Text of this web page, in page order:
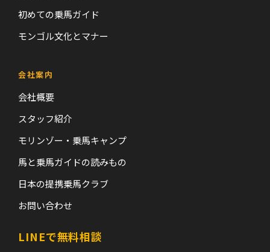
初めての乗馬ガイド
モンゴル文化とマナー
会社案内
会社概要
スタッフ紹介
モリンゾー・乗馬キャンプ
馬と乗馬ガイドの読みもの
日本の提携乗馬クラブ
お問い合わせ
LINEで無料相談